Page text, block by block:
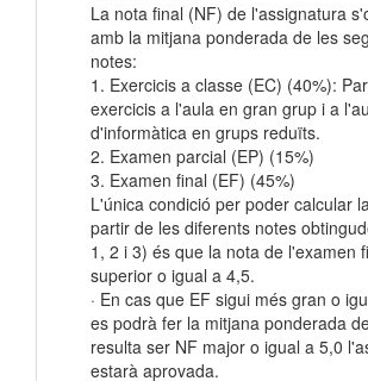
La nota final (NF) de l'assignatura
amb la mitjana ponderada de les
notes:
1. Exercicis a classe (EC) (40%):
exercicis a l'aula en gran grup i a
d'informàtica en grups reduïts.
2. Examen parcial (EP) (15%)
3. Examen final (EF) (45%)
L'única condició per poder calcular
partir de les diferents notes
1, 2 i 3) és que la nota de l'examen
superior o igual a 4,5.
· En cas que EF sigui més gran o
es podrà fer la mitjana ponderada
resulta ser NF major o igual a 5,0
estarà aprovada.